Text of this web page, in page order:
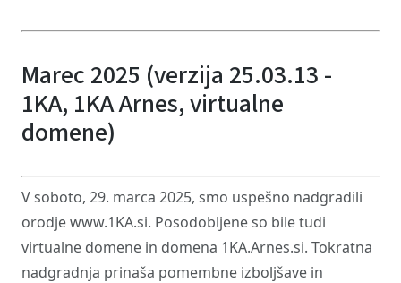
Marec 2025 (verzija 25.03.13 -
1KA, 1KA Arnes, virtualne
domene)
V soboto, 29. marca 2025, smo uspešno nadgradili
orodje www.1KA.si. Posodobljene so bile tudi
virtualne domene in domena 1KA.Arnes.si. Tokratna
nadgradnja prinaša pomembne izboljšave in